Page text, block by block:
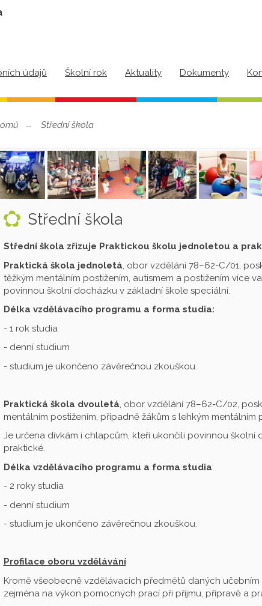
údajů Školní rok Aktuality Dokumenty
Střední škola
Střední škola
Střední škola zřizuje Praktickou školu jednoletou a
Praktická škola jednoletá, obor vzdělání 78–62-C/01,
těžkým mentálním postižením, autismem a postižením více
povinnou školní docházku v základní škole speciální.
Délka vzdělávacího programu a forma studia:
- 1 rok studia
- denní studium
- studium je ukončeno závěrečnou zkouškou.
Praktická škola dvouletá, obor vzdělání 78–62-C/02,
mentálním postižením, případně žákům s lehkým mentálním
Je určena dívkám i chlapcům, kteří ukončili povinnou
praktické.
Délka vzdělávacího programu a forma studia:
- 2 roky studia
- denní studium
- studium je ukončeno závěrečnou zkouškou.
Profilace oboru vzdělávání
Kromě všeobecně vzdělávacích předmětů daných
zejména na výkon pomocných prací při příjmu, přípravě a